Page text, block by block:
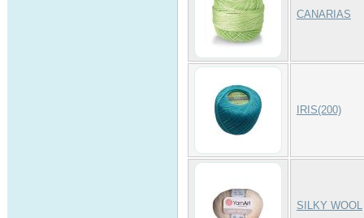
CANARIAS
IRIS(200)
SILKY WOOL